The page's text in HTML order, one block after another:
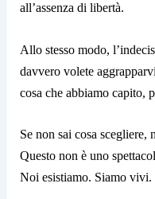
all’assenza di libertà.
Allo stesso modo,
davvero volete
cosa che abbiamo capito,
Se non sai cosa scegliere,
Questo non è uno
Noi esistiamo. Siamo vivi.